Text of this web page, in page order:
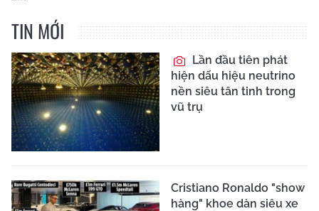
TIN MỚI
Lần đầu tiên phát
hiện dấu hiệu neutrino
nền siêu tân tinh trong
vũ trụ
Cristiano Ronaldo "show
hàng" khoe dàn siêu xe